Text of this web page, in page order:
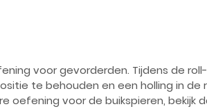
voor gevorderden. Tijdens de
te behouden en een holling in de
oefening voor de buikspieren, bekijk